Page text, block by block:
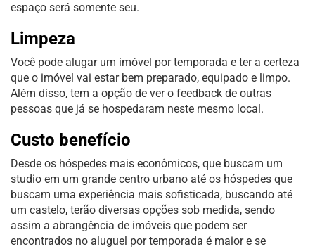
espaço será somente seu.
Limpeza
Você pode alugar um imóvel por temporada e ter a certeza
que o imóvel vai estar bem preparado, equipado e limpo.
Além disso, tem a opção de ver o feedback de outras
pessoas que já se hospedaram neste mesmo local.
Custo benefício
Desde os hóspedes mais econômicos, que buscam um
studio em um grande centro urbano até os hóspedes que
buscam uma experiência mais sofisticada, buscando até
um castelo, terão diversas opções sob medida, sendo
assim a abrangência de imóveis que podem ser
encontrados no aluguel por temporada é maior e se